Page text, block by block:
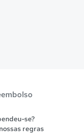
se?
regras